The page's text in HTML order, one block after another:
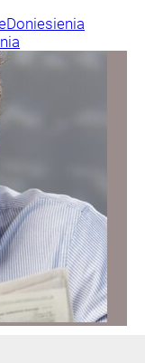
Doniesienia